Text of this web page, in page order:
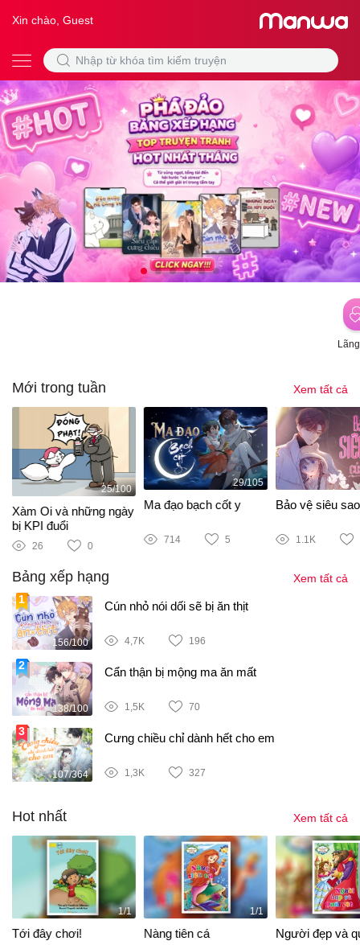
Xin chào, Guest
Mới trong tuần Xem tất cả
25/100
Xàm Oi và những ngày
bị KPI đuổi
26 0
29/105
Ma đạo bạch cốt y
714 5
Bảo vệ siêu
1.1K
Bảng xếp hạng Xem tất cả
156/100
Cún nhỏ nói dối sẽ bị ăn thịt
4,7K 196
138/100
Cẩn thận bị mộng ma ăn mất
1,5K 70
107/364
Cưng chiều chỉ dành hết cho em
1,3K 327
Hot nhất Xem tất cả
1/1
Tới đây chơi!
1/1
Nàng tiên cá Người đẹp và